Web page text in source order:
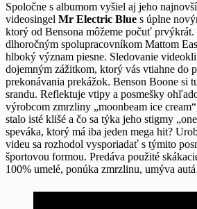
Spoločne s albumom vyšiel aj jeho
videosingel Mr Electric Blue s úplne
ktorý od Bensona môžeme počuť
dlhoročným spolupracovníkom Mattom
hlboký význam piesne. Sledovanie
dojemným zážitkom, ktorý vás vtiahne do
prekonávania prekážok. Benson Boone si
srandu. Reflektuje vtipy a posmešky
výrobcom zmrzliny „moonbeam ice
stalo isté klišé a čo sa týka jeho stigmy
speváka, ktorý má iba jeden mega hit?
videu sa rozhodol vysporiadať s týmito
športovou formou. Predáva použité
100% umelé, ponúka zmrzlinu, umýva